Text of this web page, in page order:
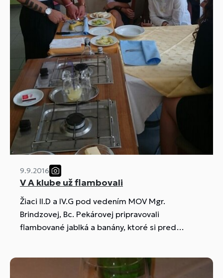
9.9.2016
V A klube už flambovali
Žiaci II.D a IV.G pod vedením MOV Mgr.
Brindzovej, Bc. Pekárovej pripravovali
flambované jablká a banány, ktoré si pred